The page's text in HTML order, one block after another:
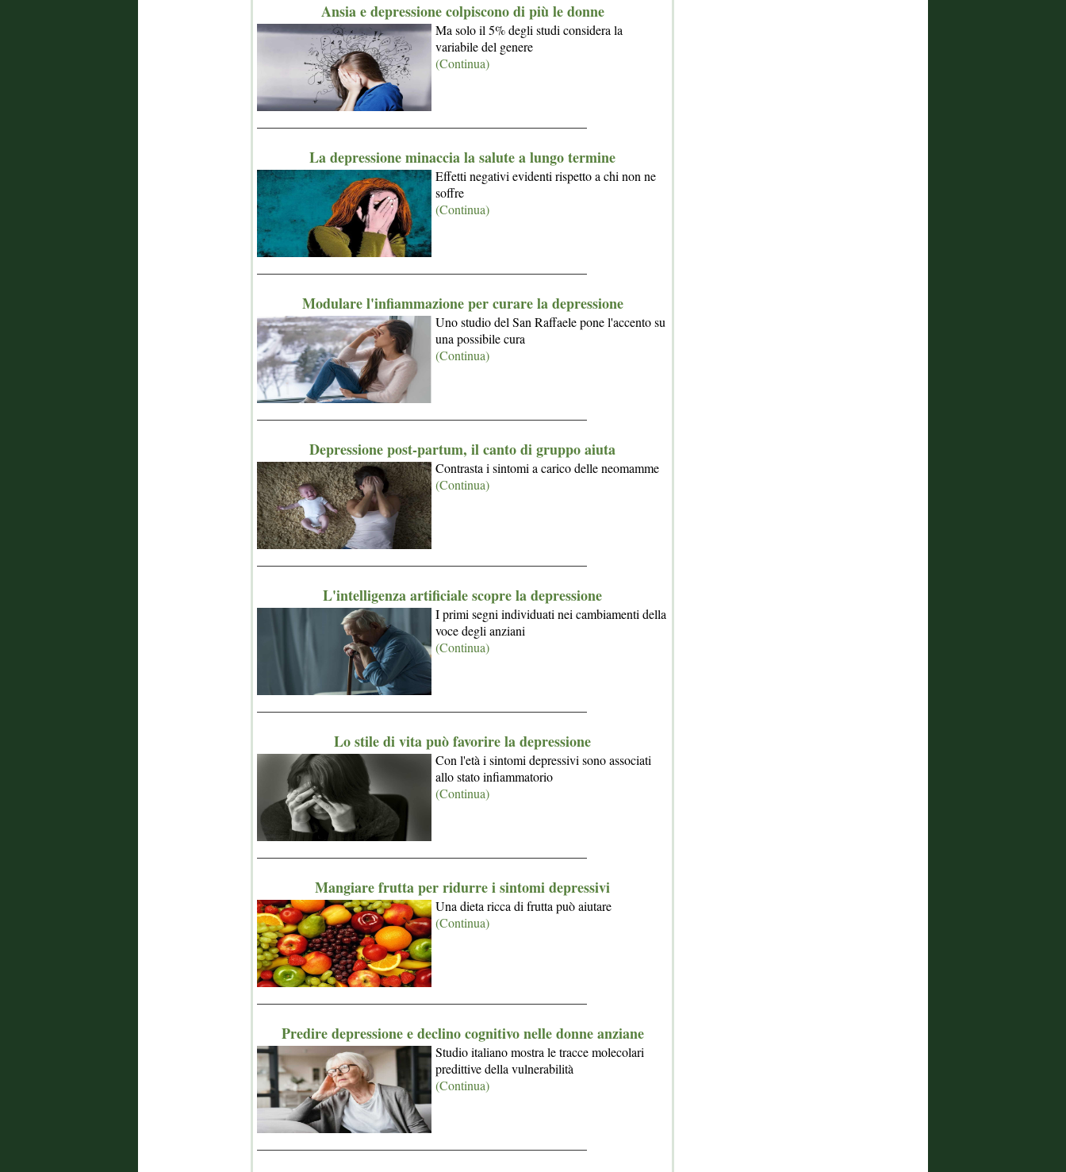
Ansia e depressione colpiscono di più le donne
Ma solo il 5% degli studi considera la
variabile del genere
(Continua)
La depressione minaccia la salute a lungo termine
Effetti negativi evidenti rispetto a chi non ne
soffre
(Continua)
Modulare l'infiammazione per curare la depressione
Uno studio del San Raffaele pone l'accento su
una possibile cura
(Continua)
Depressione post-partum, il canto di gruppo aiuta
Contrasta i sintomi a carico delle neomamme
(Continua)
L'intelligenza artificiale scopre la depressione
I primi segni individuati nei cambiamenti della
voce degli anziani
(Continua)
Lo stile di vita può favorire la depressione
Con l'età i sintomi depressivi sono associati
allo stato infiammatorio
(Continua)
Mangiare frutta per ridurre i sintomi depressivi
Una dieta ricca di frutta può aiutare
(Continua)
Predire depressione e declino cognitivo nelle donne anziane
Studio italiano mostra le tracce molecolari
predittive della vulnerabilità
(Continua)